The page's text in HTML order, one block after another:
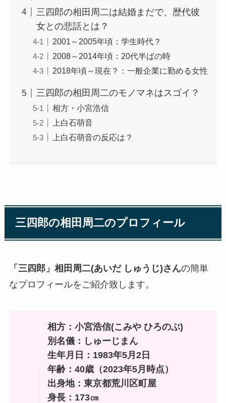
三四郎の相田周二は結婚まだで、歴代彼
女との悲話とは？
2001～2005年頃：学生時代？
2008～2014年頃：20代半ばの時
2018年頃～現在？：一般企業に勤める女性
三四郎の相田周二のモノマネはスゴイ？
相方・小宮浩信
上白石萌音
上白石萌音の反応は？
三四郎の相田周二のプロフィール
「三四郎」相田周二(あいだ しゅうじ)さんの簡単
なプロフィールをご紹介致します。
相方：小宮浩信(こみや ひろのぶ)
別名儀：しゅーじまん
生年月日：1983年5月2日
年齢：40歳（2023年5月時点）
出身地：東京都荒川区町屋
身長：173㎝